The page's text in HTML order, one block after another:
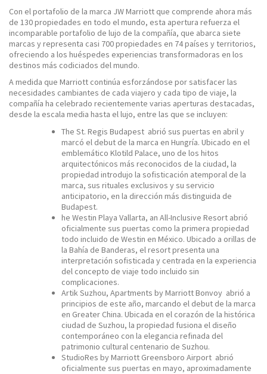
Con el portafolio de la marca JW Marriott que comprende ahora más
de 130 propiedades en todo el mundo, esta apertura refuerza el
incomparable portafolio de lujo de la compañía, que abarca siete
marcas y representa casi 700 propiedades en 74 países y territorios,
ofreciendo a los huéspedes experiencias transformadoras en los
destinos más codiciados del mundo.
A medida que Marriott continúa esforzándose por satisfacer las
necesidades cambiantes de cada viajero y cada tipo de viaje, la
compañía ha celebrado recientemente varias aperturas destacadas,
desde la escala media hasta el lujo, entre las que se incluyen:
The St. Regis Budapest abrió sus puertas en abril y
marcó el debut de la marca en Hungría. Ubicado en el
emblemático Klotild Palace, uno de los hitos
arquitectónicos más reconocidos de la ciudad, la
propiedad introdujo la sofisticación atemporal de la
marca, sus rituales exclusivos y su servicio
anticipatorio, en la dirección más distinguida de
Budapest.
he Westin Playa Vallarta, an All-Inclusive Resort abrió
oficialmente sus puertas como la primera propiedad
todo incluido de Westin en México. Ubicado a orillas de
la Bahía de Banderas, el resort presenta una
interpretación sofisticada y centrada en la experiencia
del concepto de viaje todo incluido sin
complicaciones.
Artik Suzhou, Apartments by Marriott Bonvoy abrió a
principios de este año, marcando el debut de la marca
en Greater China. Ubicada en el corazón de la histórica
ciudad de Suzhou, la propiedad fusiona el diseño
contemporáneo con la elegancia refinada del
patrimonio cultural centenario de Suzhou.
StudioRes by Marriott Greensboro Airport abrió
oficialmente sus puertas en mayo, aproximadamente